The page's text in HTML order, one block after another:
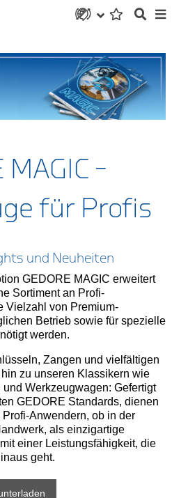
MAGIC –
für Profis
und Neuheiten
GEDORE MAGIC erweitert
Sortiment an Profi-
Vielzahl von Premium-
Betrieb sowie für spezielle
werden.
Zangen und vielfältigen
zu unseren Klassikern wie
Werkzeugwagen: Gefertigt
GEDORE Standards, dienen
Anwendern, ob in der
als einzigartige
einer Leistungsfähigkeit, die
geht.